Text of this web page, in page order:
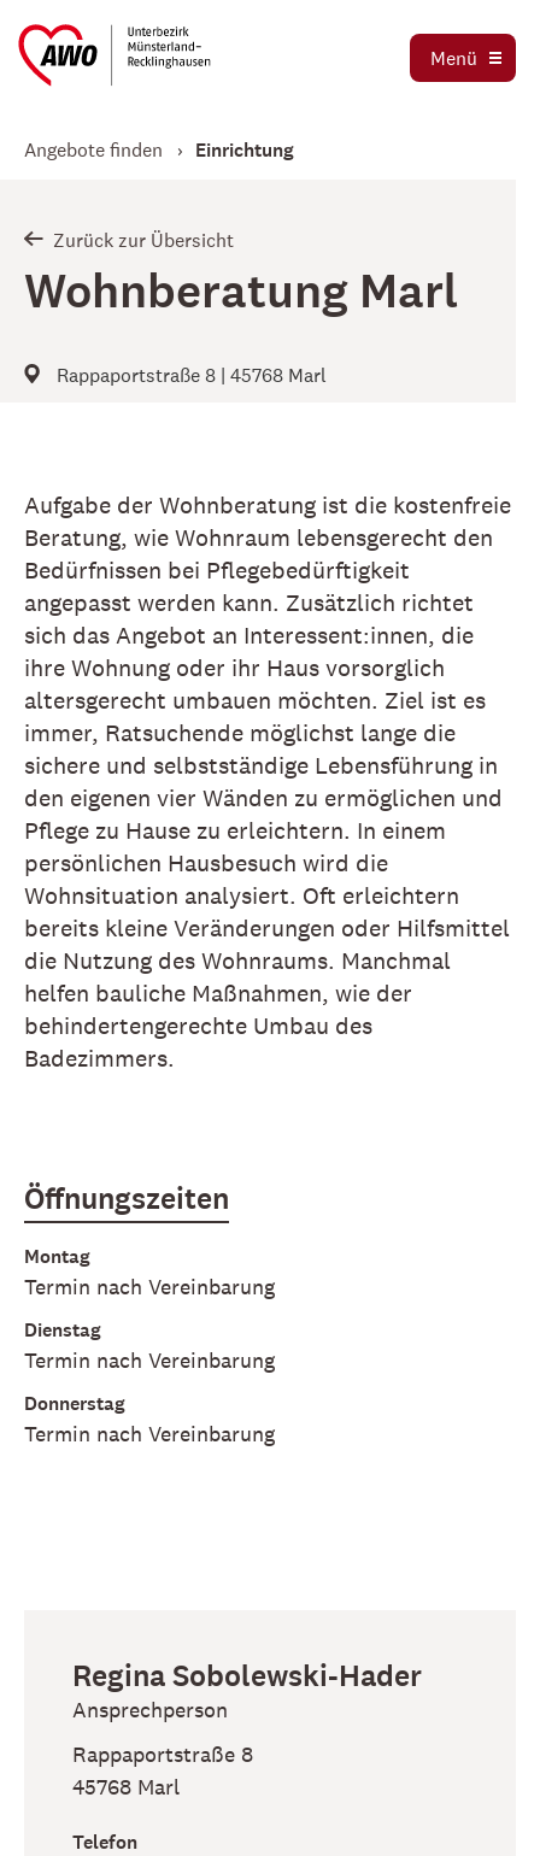
Menü
Organigramm
Betriebsrat
Kooperationen und Kooperationspartner
Ausbildung und Praktika
Jetzt spenden
Angebote finden Einrichtung
Zurück zur Übersicht
Wohnberatung Marl
Rappaportstraße 8 | 45768 Marl
Aufgabe der Wohnberatung ist die kostenfreie
Beratung, wie Wohnraum lebensgerecht den
Bedürfnissen bei Pflegebedürftigkeit
angepasst werden kann. Zusätzlich richtet
sich das Angebot an Interessent:innen, die
ihre Wohnung oder ihr Haus vorsorglich
altersgerecht umbauen möchten. Ziel ist es
immer, Ratsuchende möglichst lange die
sichere und selbstständige Lebensführung in
den eigenen vier Wänden zu ermöglichen und
Pflege zu Hause zu erleichtern. In einem
persönlichen Hausbesuch wird die
Wohnsituation analysiert. Oft erleichtern
bereits kleine Veränderungen oder Hilfsmittel
die Nutzung des Wohnraums. Manchmal
helfen bauliche Maßnahmen, wie der
behindertengerechte Umbau des
Badezimmers.
Öffnungszeiten
Montag
Termin nach Vereinbarung
Dienstag
Termin nach Vereinbarung
Donnerstag
Termin nach Vereinbarung
ReginaSobolewski-Hader
Ansprechperson
Rappaportstraße 8
45768 Marl
Telefon